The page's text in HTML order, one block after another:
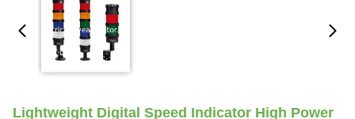
Lightweight Digital Speed Indicator High Power